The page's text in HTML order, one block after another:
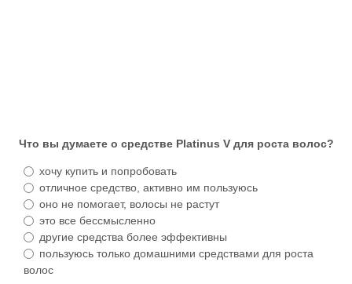
Что вы думаете о средстве Platinus V для роста волос?
хочу купить и попробовать
отличное средство, активно им пользуюсь
оно не помогает, волосы не растут
это все бессмысленно
другие средства более эффективны
пользуюсь только домашними средствами для роста
волос